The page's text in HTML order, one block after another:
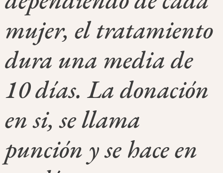
mujer, el tratamiento
dura una media de
10 días. La donación
en si, se llama
punción y se hace en